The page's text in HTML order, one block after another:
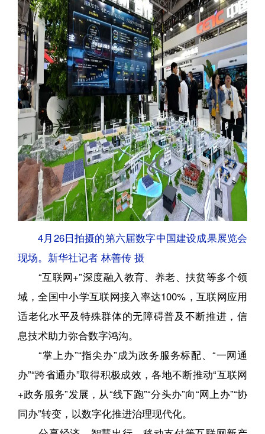
4月26日拍摄的第六届数字中国建设成果展览会
现场。新华社记者 林善传 摄
“互联网+”深度融入教育、养老、扶贫等多个领
域，全国中小学互联网接入率达100%，互联网应用
适老化水平及特殊群体的无障碍普及不断推进，信
息技术助力弥合数字鸿沟。
“掌上办”“指尖办”成为政务服务标配、“一网通
办”“跨省通办”取得积极成效，各地不断推动“互联网
+政务服务”发展，从“线下跑”“分头办”向“网上办”“协
同办”转变，以数字化推进治理现代化。